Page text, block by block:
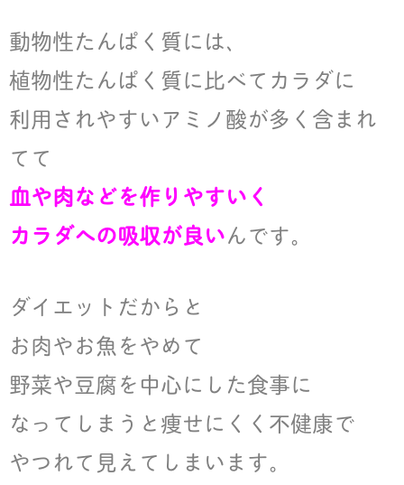
動物性たんぱく質には、
植物性たんぱく質に比べてカラダに
利用されやすいアミノ酸が多く含まれ
てて
血や肉などを作りやすいく
カラダへの吸収が良いんです。
ダイエットだからと
お肉やお魚をやめて
野菜や豆腐を中心にした食事に
なってしまうと痩せにくく不健康で
やつれて見えてしまいます。